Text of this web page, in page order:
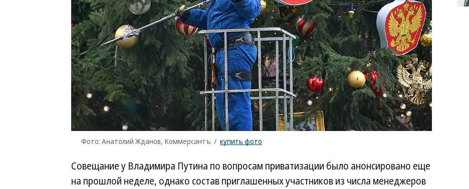
Фото: Анатолий Жданов, Коммерсантъ / купить фото
Совещание у Владимира Путина по вопросам приватизации было анонсировано еще
на прошлой неделе, однако состав приглашенных участников из числа менеджеров